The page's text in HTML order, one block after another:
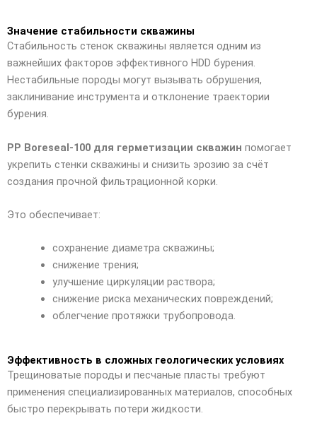
Значение стабильности скважины
Стабильность стенок скважины является одним из
важнейших факторов эффективного HDD бурения.
Нестабильные породы могут вызывать обрушения,
заклинивание инструмента и отклонение траектории
бурения.
PP Boreseal-100 для герметизации скважин помогает
укрепить стенки скважины и снизить эрозию за счёт
создания прочной фильтрационной корки.
Это обеспечивает:
сохранение диаметра скважины;
снижение трения;
улучшение циркуляции раствора;
снижение риска механических повреждений;
облегчение протяжки трубопровода.
Эффективность в сложных геологических условиях
Трещиноватые породы и песчаные пласты требуют
применения специализированных материалов, способных
быстро перекрывать потери жидкости.